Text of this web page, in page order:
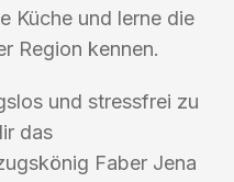
Küche und lerne die
Region kennen.
und stressfrei zu
das
Faber Jena